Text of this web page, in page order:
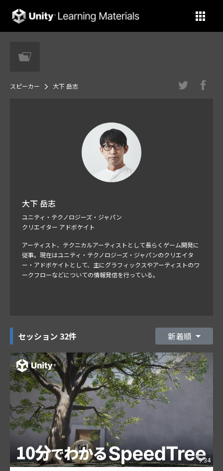
Unity Learning Materials
スピーカー 大下 岳志
大下 岳志
ユニティ・テクノロジーズ・ジャパン
クリエイター アドボケイト
アーティスト、テクニカルアーティストとして長らくゲーム開発に
従事。現在はユニティ・テクノロジーズ・ジャパンのクリエイタ
ー・アドボケイトとして、主にグラフィックスやアーティストのワ
ークフローなどについての情報発信を行っている。
セッション 32件 新着順
9:34